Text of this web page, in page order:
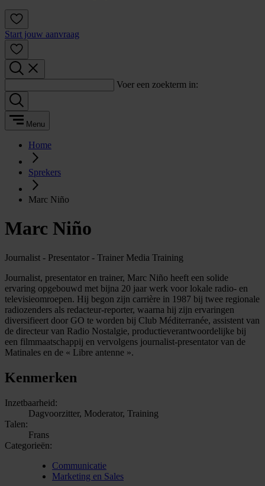
Start jouw aanvraag
Voer een zoekterm in:
Menu
Home
Sprekers
Marc Niño
Marc Niño
Journalist - Presentator - Trainer Media Training
Journalist, presentator en trainer, Marc Niño heeft een solide
ervaring opgebouwd met bijna 20 jaar werk voor lokale radio- en
televisieomroepen. Hij begon zijn carrière in 1987 bij twee regionale
radiozenders als redacteur-reporter, waarna hij zijn ervaringen
diversifieert door GO te worden bij Club Méditerranée, assistent van
de directeur van Radio Nostalgie, productieverantwoordelijke bij
een filmmaatschappij en vervolgens journalist-presentator van de
Matinales en de « Libre antenne ».
Kenmerken
Inzetbaarheid:
Dagvoorzitter, Moderator, Training
Talen:
Frans
Categorieën:
Communicatie
Marketing en Sales